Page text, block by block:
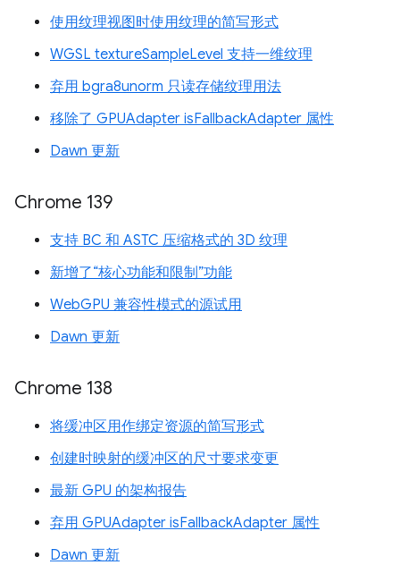
使用纹理视图时使用纹理的简写形式
WGSL textureSampleLevel 支持一维纹理
弃用 bgra8unorm 只读存储纹理用法
移除了 GPUAdapter isFallbackAdapter 属性
Dawn 更新
Chrome 139
支持 BC 和 ASTC 压缩格式的 3D 纹理
新增了“核心功能和限制”功能
WebGPU 兼容性模式的源试用
Dawn 更新
Chrome 138
将缓冲区用作绑定资源的简写形式
创建时映射的缓冲区的尺寸要求变更
最新 GPU 的架构报告
弃用 GPUAdapter isFallbackAdapter 属性
Dawn 更新